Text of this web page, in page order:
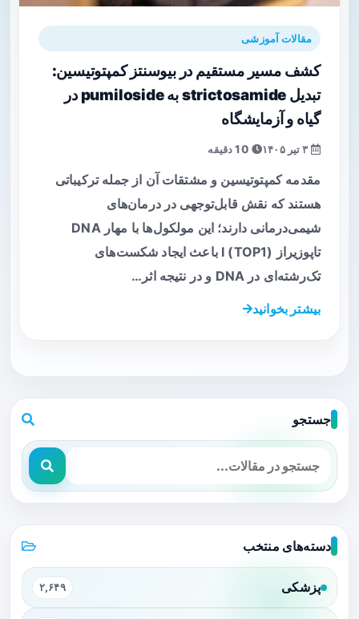
مقالات آموزشی
کشف مسیر مستقیم در بیوسنتز کمپتوتیسین:
تبدیل strictosamide به pumiloside در
گیاه و آزمایشگاه
مقدمه کمپتوتیسین و مشتقات آن از جمله ترکیباتی
هستند که نقش قابل‌توجهی در درمان‌های
شیمی‌درمانی دارند؛ این مولکول‌ها با مهار DNA
تاپوزیراز I (TOP1) باعث ایجاد شکست‌های
تک‌رشته‌ای در DNA و در نتیجه اثر…
بیشتر بخوانید
جستجو
دسته‌های منتخب
پزشکی ۲,۶۴۹